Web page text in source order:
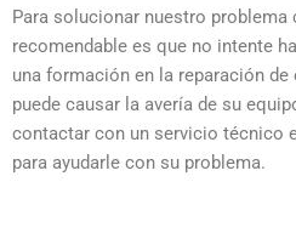
Para solucionar nuestro problema
recomendable es que no intente
una formación en la reparación
puede causar la avería de su
contactar con un servicio técnico
para ayudarle con su problema.